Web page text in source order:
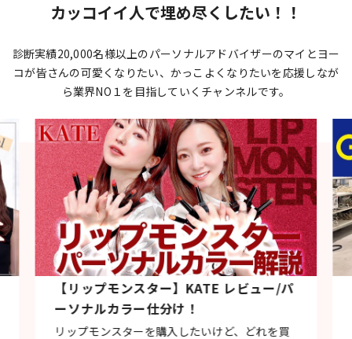
カッコイイ人で埋め尽くしたい！！
診断実績20,000名様以上のパーソナルアドバイザーのマイとヨー
コが皆さんの可愛くなりたい、かっこよくなりたいを応援しなが
ら業界NO１を目指していくチャンネルです。
【リップモンスター】KATE レビュー/パ
ーソナルカラー仕分け！
リップモンスターを購入したいけど、どれを買